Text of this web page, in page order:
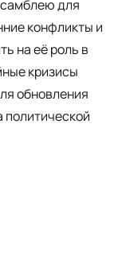
для
конфликты и
на её роль в
кризисы
обновления
политической